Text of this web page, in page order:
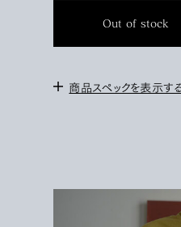
Out of stock
商品スペックを表示す
4 : W74〜86cm / 股上